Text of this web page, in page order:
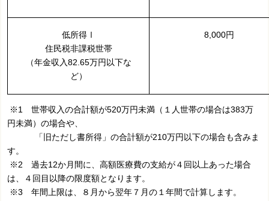
低所得Ⅰ
住民税非課税世帯
（年金収入82.65万円以下な
ど）
8,000円
※1 世帯収入の合計額が520万円未満（１人世帯の場合は383万
円未満）の場合や、
「旧ただし書所得」の合計額が210万円以下の場合も含みま
す。
※2過去12か月間に、高額医療費の支給が４回以上あった場合
は、４回目以降の限度額となります。
※3 年間上限は、８月から翌年７月の１年間で計算します。